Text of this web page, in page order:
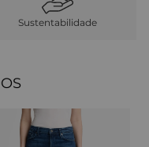
Sustentabilidade